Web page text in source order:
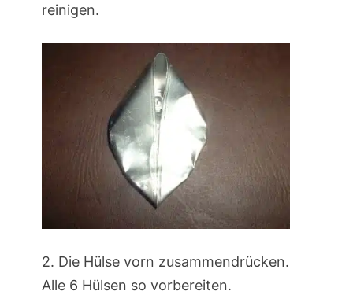
reinigen.
2. Die Hülse vorn zusammendrücken.
Alle 6 Hülsen so vorbereiten.